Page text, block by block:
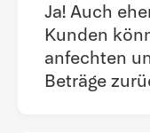
Ja! Auch
Kunden
anfechten
Beträge